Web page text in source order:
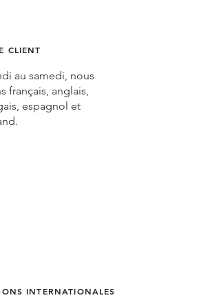
CLIENT
au samedi, nous
français, anglais,
espagnol et
INTERNATIONALES